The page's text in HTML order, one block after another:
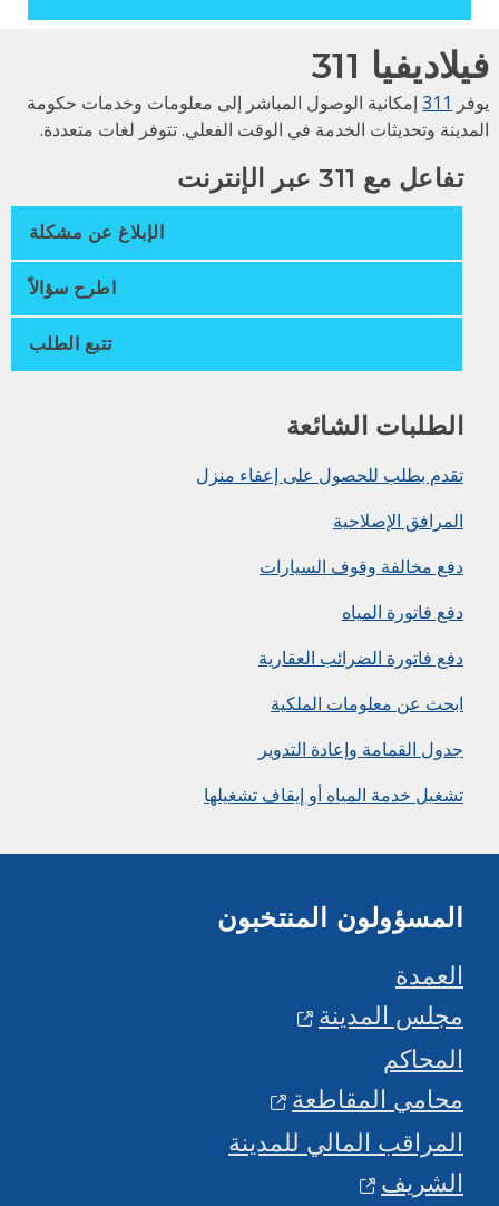
311
311إمكانية الوصول المباشر إلى معلومات وخدمات حكومة
وتحديثات الخدمة في الوقت الفعلي. تتوفر لغات متعددة.
تفاعل مع 311 عبر الإنترنت
الإبلاغ عن مشكلة
اطرح سؤالاً
تتبع الطلب
الطلبات الشائعة
تقدم بطلب للحصول على إعفاء منزل
المرافق الإصلاحية
دفع مخالفة وقوف السيارات
دفع فاتورة المياه
دفع فاتورة الضرائب العقارية
ابحث عن معلومات الملكية
جدول القمامة وإعادة التدوير
تشغيل خدمة المياه أو إيقاف تشغيلها
المسؤولون المنتخبون
العمدة
مجلس المدينة
المحاكم
محامي المقاطعة
المراقب المالي للمدينة
الشريف